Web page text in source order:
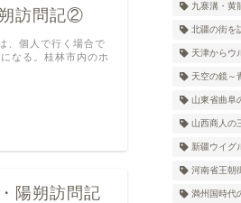
訪問記②
、個人で行く場合で
なる。桂林市内のホ
陽朔訪問記
九寨溝・黄
北疆の街を
天津からウ
天空の鏡～
山東省曲阜
山西商人の
新疆ウイグ
河南省王朝
満州国時代